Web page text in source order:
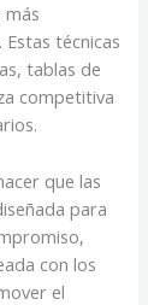
técnicas
tablas de
competitiva
que las
para
con los
el